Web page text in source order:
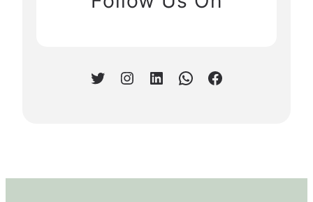
Twitter Instagram LinkedIn WhatsApp Facebook